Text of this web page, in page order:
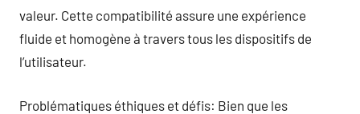
valeur. Cette compatibilité assure une expérience
fluide et homogène à travers tous les dispositifs de
l’utilisateur.
Problématiques éthiques et défis: Bien que les